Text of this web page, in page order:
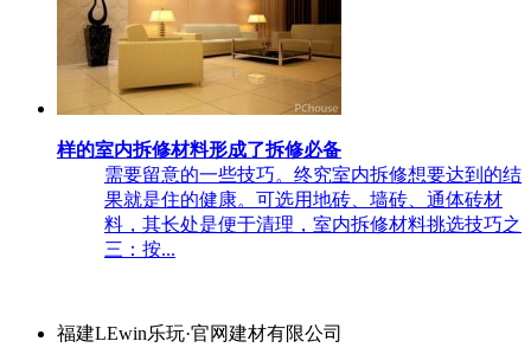
样的室内拆修材料形成了拆修必备
需要留意的一些技巧。终究室内拆修想要达到的结
果就是住的健康。可选用地砖、墙砖、通体砖材
料，其长处是便于清理，室内拆修材料挑选技巧之
三：按...
福建LEwin乐玩·官网建材有限公司